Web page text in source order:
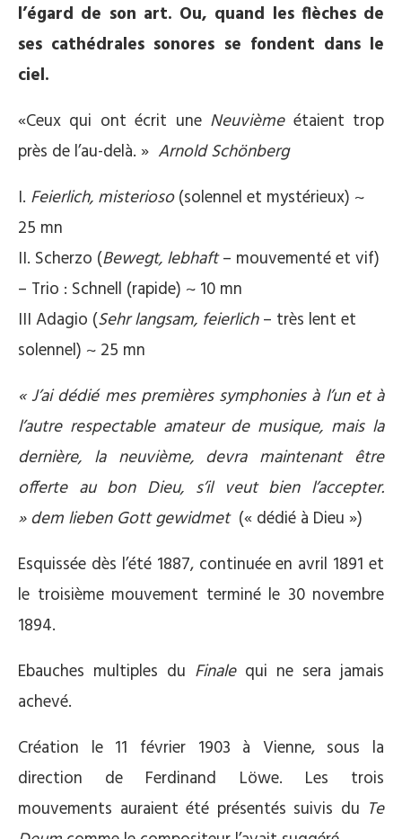
l’égard de son art. Ou, quand les flèches de
ses cathédrales sonores se fondent dans le
ciel.
«Ceux qui ont écrit une Neuvièmeétaient trop
près de l’au-delà. » Arnold Schönberg
I. Feierlich, misterioso(solennel et mystérieux) ~
25 mn
II. Scherzo (Bewegt, lebhaft– mouvementé et vif)
– Trio : Schnell (rapide) ~ 10 mn
III Adagio (Sehr langsam, feierlich– très lent et
solennel) ~ 25 mn
« J’ai dédié mes premières symphonies à l’un et à
l’autre respectable amateur de musique, mais la
dernière, la neuvième, devra maintenant être
offerte au bon Dieu, s’il veut bien l’accepter.
»dem lieben Gott gewidmet (« dédié à Dieu »)
Esquissée dès l’été 1887, continuée en avril 1891 et
le troisième mouvement terminé le 30 novembre
1894.
Ebauches multiples du Finalequi ne sera jamais
achevé.
Création le 11 février 1903 à Vienne, sous la
direction de Ferdinand Löwe. Les trois
mouvements auraient été présentés suivis du Te